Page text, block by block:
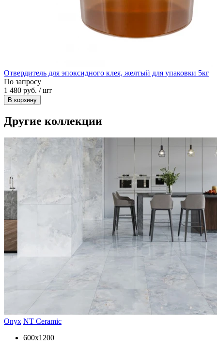
Отвердитель для эпоксидного клея, желтый для упаковки 5кг
По запросу
1 480 руб. / шт
В корзину
Другие коллекции
Onyx NT Ceramic
600x1200